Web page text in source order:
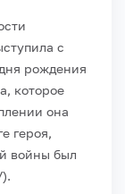
с
рождения
которое
она
героя,
войны был